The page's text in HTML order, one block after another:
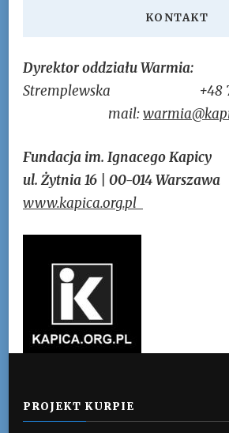
KONTAKT
Dyrektor oddziału Warmia:
Stremplewska
mail:
Fundacja im. Ignacego Kapicy
ul. Żytnia 16 | 00-014 Warszawa
www.kapica.org.pl
PROJEKT KURPIE